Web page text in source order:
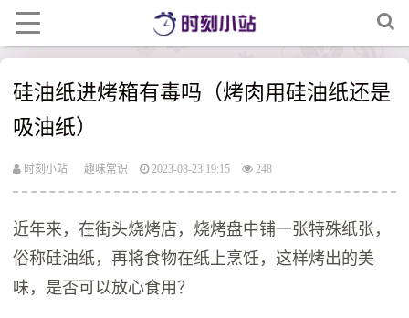
硅油纸进烤箱有毒吗（烤肉用硅油纸还是
吸油纸）
时刻小站 趣味常识 2023-08-23 19:15 248
近年来，在街头烧烤店，烧烤盘中铺一张特殊纸张，
俗称硅油纸，再将食物在纸上烹饪，这样烤出的美
味，是否可以放心食用？